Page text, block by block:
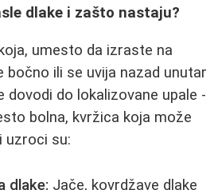
dlake i zašto nastaju?
umesto da izraste na
bočno ili se uvija nazad unutar
dovodi do lokalizovane upale -
bolna, kvržica koja može
uzroci su:
dlake: Jače, kovrdžave dlake